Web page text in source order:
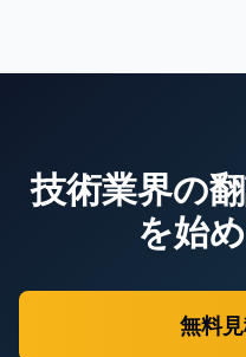
技術業界の
を始
無料